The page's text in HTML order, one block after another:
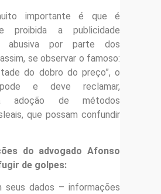
importante é que é
proibida a publicidade
abusiva por parte dos
se observar o famoso:
do dobro do preço”, o
pode e deve reclamar,
adoção de métodos
que possam confundir
do advogado Afonso
de golpes:
seus dados – informações